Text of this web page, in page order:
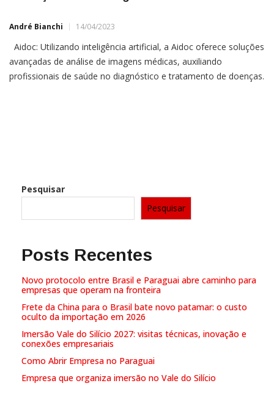
André Bianchi 14/04/2023
Aidoc: Utilizando inteligência artificial, a Aidoc oferece soluções
avançadas de análise de imagens médicas, auxiliando
profissionais de saúde no diagnóstico e tratamento de doenças.
Pesquisar
Pesquisar
Posts Recentes
Novo protocolo entre Brasil e Paraguai abre caminho para
empresas que operam na fronteira
Frete da China para o Brasil bate novo patamar: o custo
oculto da importação em 2026
Imersão Vale do Silício 2027: visitas técnicas, inovação e
conexões empresariais
Como Abrir Empresa no Paraguai
Empresa que organiza imersão no Vale do Silício